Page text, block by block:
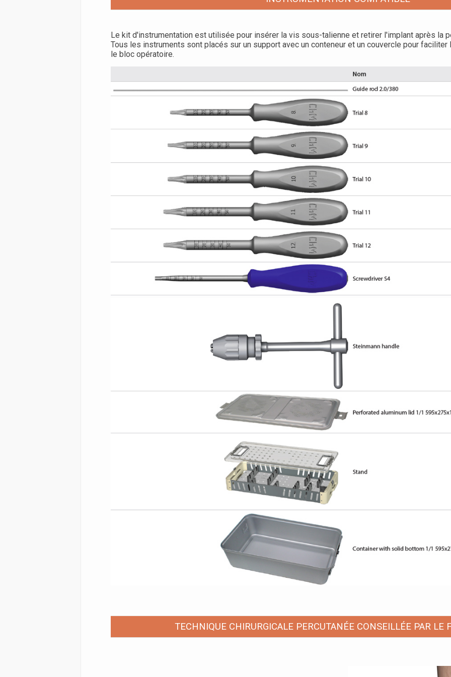
Le kit d'instrumentation est utilisée pour insérer la vis sous-talienne et retirer l'implant après la
Tous les instruments sont placés sur un support avec un conteneur et un couvercle pour
le bloc opératoire.
TECHNIQUE CHIRURGICALE PERCUTANÉE CONSEILLÉE PAR LE